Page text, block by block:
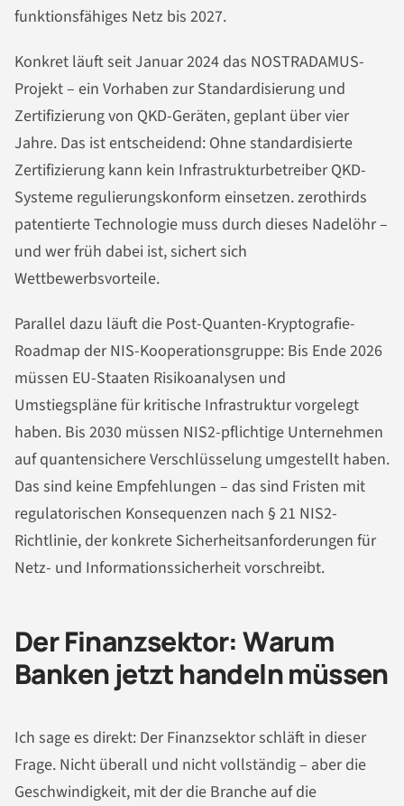
funktionsfähiges Netz bis 2027.
Konkret läuft seit Januar 2024 das NOSTRADAMUS-
Projekt – ein Vorhaben zur Standardisierung und
Zertifizierung von QKD-Geräten, geplant über vier
Jahre. Das ist entscheidend: Ohne standardisierte
Zertifizierung kann kein Infrastrukturbetreiber QKD-
Systeme regulierungskonform einsetzen. zerothirds
patentierte Technologie muss durch dieses Nadelöhr –
und wer früh dabei ist, sichert sich
Wettbewerbsvorteile.
Parallel dazu läuft die Post-Quanten-Kryptografie-
Roadmap der NIS-Kooperationsgruppe: Bis Ende 2026
müssen EU-Staaten Risikoanalysen und
Umstiegspläne für kritische Infrastruktur vorgelegt
haben. Bis 2030 müssen NIS2-pflichtige Unternehmen
auf quantensichere Verschlüsselung umgestellt haben.
Das sind keine Empfehlungen – das sind Fristen mit
regulatorischen Konsequenzen nach § 21 NIS2-
Richtlinie, der konkrete Sicherheitsanforderungen für
Netz- und Informationssicherheit vorschreibt.
Der Finanzsektor: Warum
Banken jetzt handeln müssen
Ich sage es direkt: Der Finanzsektor schläft in dieser
Frage. Nicht überall und nicht vollständig – aber die
Geschwindigkeit, mit der die Branche auf die